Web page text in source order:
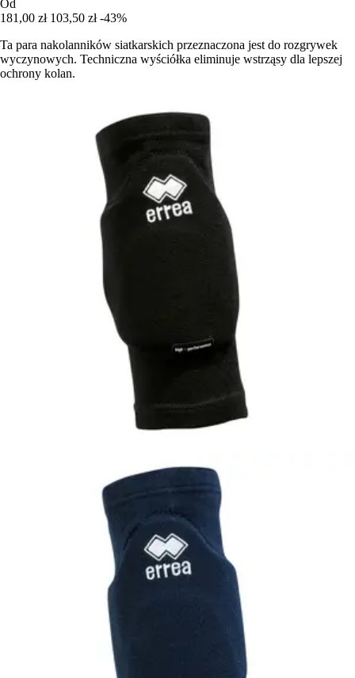
Od
181,00 zł 103,50 zł -43%
Ta para nakolanników siatkarskich przeznaczona jest do rozgrywek
wyczynowych. Techniczna wyściółka eliminuje wstrząsy dla lepszej
ochrony kolan.